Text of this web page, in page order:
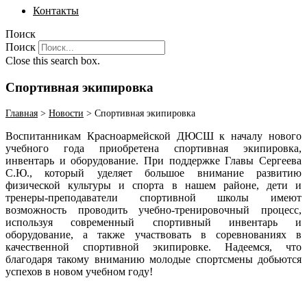
Контакты
Поиск
Поиск
Close this search box.
Спортивная экипировка
Главная > Новости > Спортивная экипировка
Воспитанникам Красноармейской ДЮСШ к началу нового
учебного года приобретена спортивная экипировка,
инвентарь и оборудование. При поддержке Главы Сергеева
С.Ю., который уделяет большое внимание развитию
физической культуры и спорта в нашем районе, дети и
тренеры-преподаватели спортивной школы имеют
возможность проводить учебно-тренировочный процесс,
используя современный спортивный инвентарь и
оборудование, а также участвовать в соревнованиях в
качественной спортивной экипировке. Надеемся, что
благодаря такому вниманию молодые спортсмены добьются
успехов в новом учебном году!